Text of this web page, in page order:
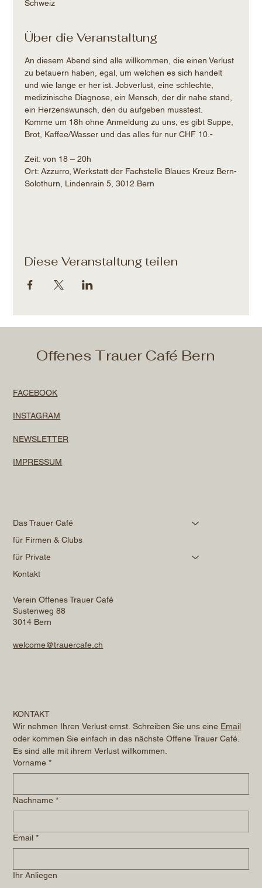
Schweiz
Über die Veranstaltung
An diesem Abend sind alle willkommen, die einen Verlust
zu betauern haben, egal, um welchen es sich handelt
und wie lange er her ist. Jobverlust, eine schlechte,
medizinische Diagnose, ein Mensch, der dir nahe stand,
ein Herzenswunsch, den du aufgeben musstest.
Komme um 18h ohne Anmeldung zu uns, es gibt Suppe,
Brot, Kaffee/Wasser und das alles für nur CHF 10.-
Zeit: von 18 – 20h​
Ort: Azzurro, Werkstatt der Fachstelle Blaues Kreuz Bern-
Solothurn, Lindenrain 5, 3012 Bern
Diese Veranstaltung teilen
Offenes Trauer Café Bern
FACEBOOK
INSTAGRAM
NEWSLETTER
IMPRESSUM
Das Trauer Café
für Firmen & Clubs
für Private
Kontakt
Verein Offenes Trauer Café
Sustenweg 88
3014 Bern
welcome@trauercafe.ch
KONTAKT
Wir nehmen Ihren Verlust ernst. Schreiben Sie uns eine Email
oder kommen Sie einfach in das nächste Offene Trauer Café.
Es sind alle mit ihrem Verlust willkommen.
Vorname *
Nachname *
Email *
Ihr Anliegen